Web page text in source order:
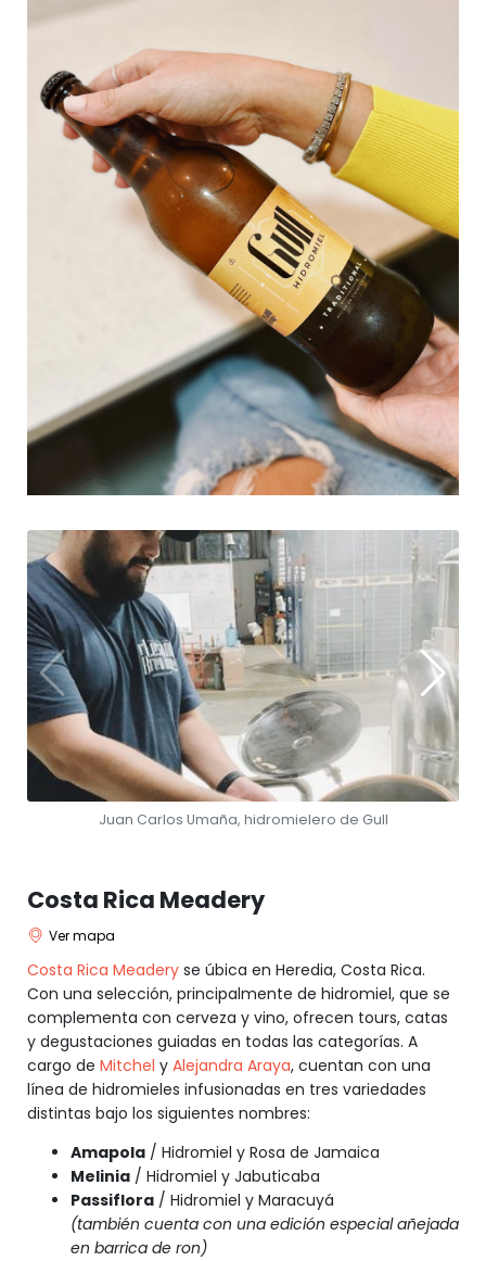
Juan Carlos Umaña, hidromielero de Gull
Costa Rica Meadery
Ver mapa
Costa Rica Meadery se úbica en Heredia, Costa Rica.
Con una selección, principalmente de hidromiel, que se
complementa con cerveza y vino, ofrecen tours, catas
y degustaciones guiadas en todas las categorías. A
cargo de Mitchel y Alejandra Araya, cuentan con una
línea de hidromieles infusionadas en tres variedades
distintas bajo los siguientes nombres:
Amapola / Hidromiel y Rosa de Jamaica
Melinia / Hidromiel y Jabuticaba
Passiflora / Hidromiel y Maracuyá
(también cuenta con una edición especial añejada
en barrica de ron)